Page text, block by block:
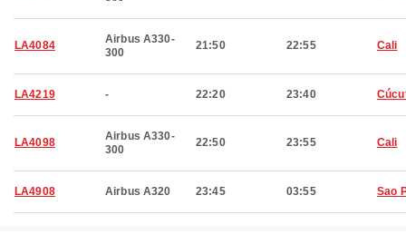
LA4084
Airbus A330-
300
21:50 22:55 Cali
LA4219 - 22:20 23:40
LA4098
Airbus A330-
300
22:50 23:55 Cali
LA4908 Airbus A320 23:45 03:55 Sao